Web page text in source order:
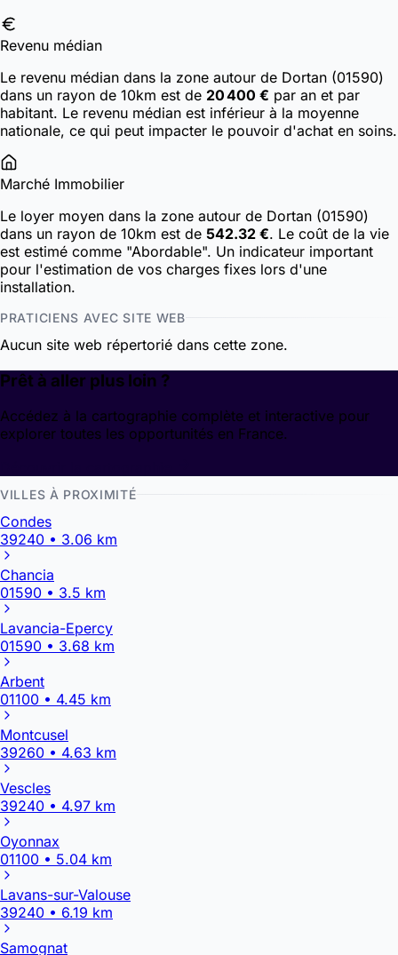
Revenu médian
Le revenu médian dans la zone autour de Dortan (01590)
dans un rayon de 10km est de 20 400 € par an et par
habitant. Le revenu médian est inférieur à la moyenne
nationale, ce qui peut impacter le pouvoir d'achat en soins.
Marché Immobilier
Le loyer moyen dans la zone autour de Dortan (01590)
dans un rayon de 10km est de 542.32 €. Le coût de la vie
est estimé comme "Abordable". Un indicateur important
pour l'estimation de vos charges fixes lors d'une
installation.
PRATICIENS AVEC SITE WEB
Aucun site web répertorié dans cette zone.
Prêt à aller plus loin ?
Accédez à la cartographie complète et interactive pour
explorer toutes les opportunités en France.
VILLES À PROXIMITÉ
Condes
39240 • 3.06 km
Chancia
01590 • 3.5 km
Lavancia-Epercy
01590 • 3.68 km
Arbent
01100 • 4.45 km
Montcusel
39260 • 4.63 km
Vescles
39240 • 4.97 km
Oyonnax
01100 • 5.04 km
Lavans-sur-Valouse
39240 • 6.19 km
Samognat